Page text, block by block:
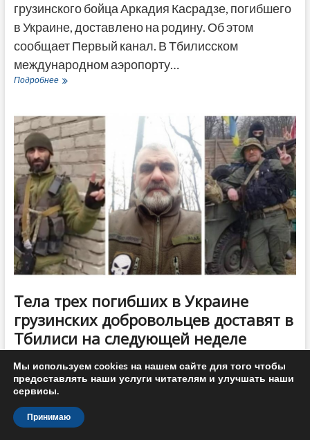
грузинского бойца Аркадия Касрадзе, погибшего
в Украине, доставлено на родину. Об этом
сообщает Первый канал. В Тбилисском
международном аэропорту…
ПодробнееВ
тело
грузинского
добровольца,
погибшего
в
Украине
Тела трех погибших в Украине
грузинских добровольцев доставят в
Тбилиси на следующей неделе
ТБИЛИСИ, 17 апреля – Новости-Грузия. Тела
еще трех грузинских добровольцев, погибших в
Украине, доставят в Тбилиси на следующей
неделе. Об этом сообщил посол Грузии в
Мы используем cookies на нашем сайте для того чтобы
предоставлять наши услуги читателям и улучшать наши
сервисы.
Принимаю